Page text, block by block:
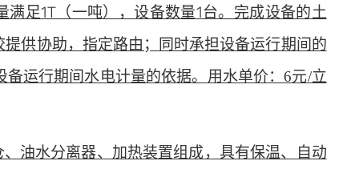
足1T（一吨），设备数量1台。完成设备的土
供协助，指定路由；同时承担设备运行期间的
运行期间水电计量的依据。
用水单价：6元/立
油水分离器、加热装置组成，具有保温、自动